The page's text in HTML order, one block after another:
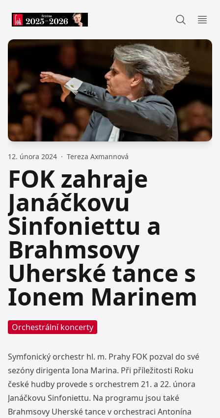
FOK
12. února 2024 · Tereza Axmannová
FOK zahraje
Janáčkovu
Sinfoniettu a
Brahmsovy
Uherské tance s
Ionem Marinem
Orchestrální koncerty
Symfonický orchestr hl. m. Prahy FOK pozval do své
sezóny dirigenta Iona Marina. Při příležitosti Roku
české hudby provede s orchestrem 21. a 22. února
Janáčkovu Sinfoniettu. Na programu jsou také
Brahmsovy Uherské tance v orchestraci Antonína